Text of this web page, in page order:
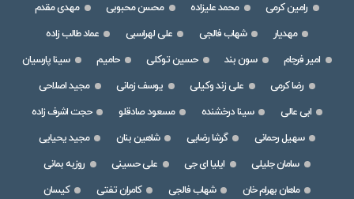
رامین کرمی
محمد علیزاده محسن محبوبی
مهدی مقدم
مهدیار
شهاب فالجی علی لهراسبی
عماد طالب زاده
امیر فرجام
سون بند حسین توکلی حامیم
سینا پارسیان
رضا کرمی
علی زند وکیلی یوسف زمانی
مجید اصلاحی
ابی عالی
سینا درخشنده مسعود صادقلو
حجت اشرف زاده
سهیل رحمانی
گرشا رضایی شاهین بنان
مجید یحیایی
سامان جلیلی
ایلیا ای جی علی حسینی
روزبه بمانی
ماهان بهرام خان
شهاب فالجی کامران تفتی
کیسان